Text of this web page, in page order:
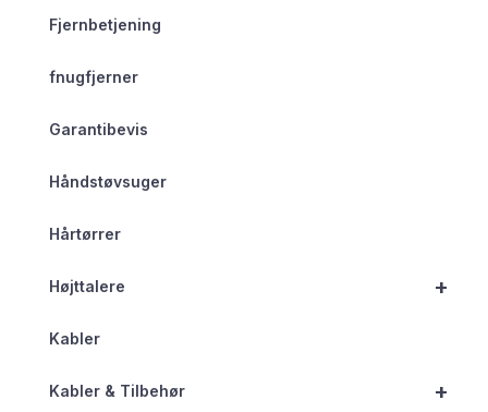
Fjernbetjening
fnugfjerner
Garantibevis
Håndstøvsuger
Hårtørrer
+
Højttalere
Kabler
+
Kabler & Tilbehør